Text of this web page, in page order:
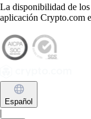
La disponibilidad de
aplicación Crypto.com
Español
|